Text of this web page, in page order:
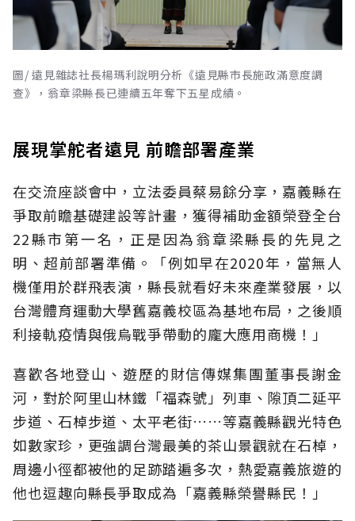
圖/ 遠見雜誌社長楊瑪利說明分析《遠見縣市長施政滿意度調
查》，翁章梁縣長已連續五年奪下五星成績。
展現掌舵者遠見 前瞻部署產業
在交流座談會中，立法委員蔡易餘分享，嘉義縣在
爭取前瞻基礎建設等計畫，獲得補助金額榮登全台
22縣市第一名，正是因為翁章梁縣長的先見之
明、超前部署準備。「例如早在2020年，當無人
機僅用於群飛表演，縣長就看好未來產業發展，以
台灣體育運動大學舊嘉義校區為基地布局，之後順
利接軌疫情與俄烏戰爭帶動的龐大應用商機！」
喜歡各地登山、遊歷的財信傳媒集團董事長謝金
河，對於阿里山林鐵「福森號」列車、隙頂二延平
步道、石棹步道、太平老街……等嘉義縣觀光特色
如數家珍，更強調台灣最美的茶山景觀就在石棹，
周邊小徑都被他的足跡踏遍多次，熱愛嘉義旅遊的
他也逗趣向縣長爭取成為「嘉義縣榮譽縣民！」